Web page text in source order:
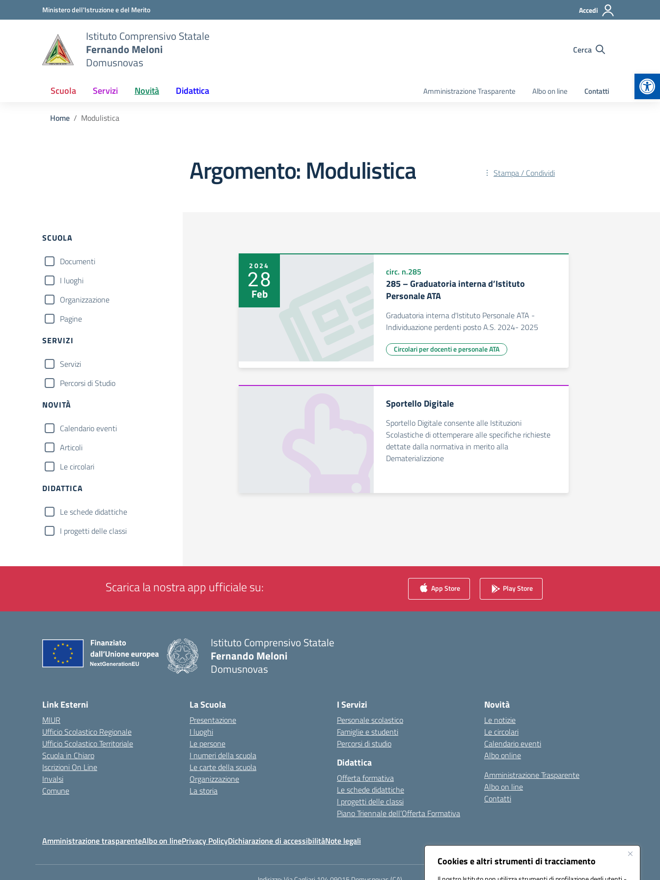
Cookies e altri strumenti di tracciamento
Vai ai contenuti
Vai al menu di navigazioneMinistero dell'Istruzione e del Merito Accedi
Istituto Comprensivo Statale
Fernando Meloni
Domusnovas
Cerca
Scuola Servizi Novità Didattica Amministrazione Trasparente Albo on line Contatti
Home Modulistica
Argomento: Modulistica Stampa / Condividi
Filtri
SCUOLA
Documenti
I luoghi
Organizzazione
Pagine
SERVIZI
Servizi
Percorsi di Studio
NOVITÀ
Calendario eventi
Articoli
Le circolari
DIDATTICA
Le schede didattiche
I progetti delle classi
2024
28
Feb
circ. n.285
285 – Graduatoria interna d’Istituto
Personale ATA
Graduatoria interna d'Istituto Personale ATA -
Individuazione perdenti posto A.S. 2024- 2025
Circolari per docenti e personale ATA
Sportello Digitale
Sportello Digitale consente alle Istituzioni
Scolastiche di ottemperare alle specifiche richieste
dettate dalla normativa in merito alla
Dematerializzione
Scarica la nostra app ufficiale su: App Store Play Store
Istituto Comprensivo Statale
Fernando Meloni
Domusnovas
Link Esterni
MIUR
Ufficio Scolastico Regionale
Ufficio Scolastico Territoriale
Scuola in Chiaro
Iscrizioni On Line
Invalsi
Comune
La Scuola
Presentazione
I luoghi
Le persone
I numeri della scuola
Le carte della scuola
Organizzazione
La storia
I Servizi
Personale scolastico
Famiglie e studenti
Percorsi di studio
Didattica
Offerta formativa
Le schede didattiche
I progetti delle classi
Piano Triennale dell’Offerta Formativa
Novità
Le notizie
Le circolari
Calendario eventi
Albo online
Amministrazione Trasparente
Albo on line
Contatti
Amministrazione trasparenteAlbo on linePrivacy PolicyDichiarazione di accessibilitàNote legali